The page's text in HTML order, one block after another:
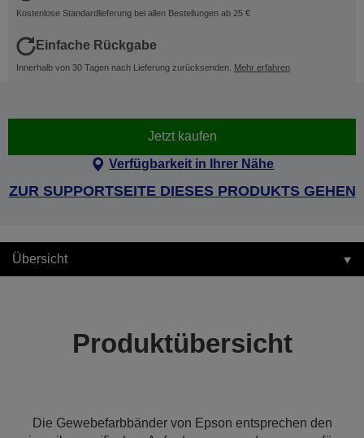
Kostenlose Standardlieferung bei allen Bestellungen ab 25 €
Einfache Rückgabe
Innerhalb von 30 Tagen nach Lieferung zurücksenden. Mehr erfahren
Jetzt kaufen
Verfügbarkeit in Ihrer Nähe
ZUR SUPPORTSEITE DIESES PRODUKTS GEHEN
Übersicht
Produktübersicht
Die Gewebefarbbänder von Epson entsprechen den